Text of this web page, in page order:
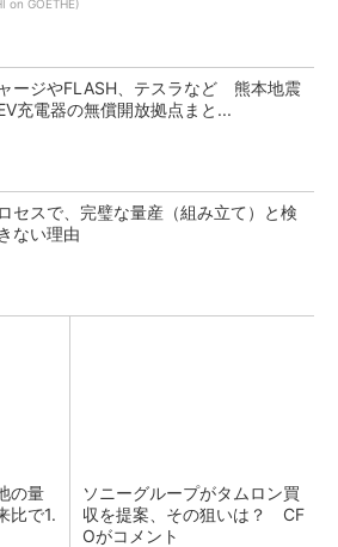
on GOETHE)
ージやFLASH、テスラなど 熊本地震
充電器の無償開放拠点まと...
セスで、完璧な量産（組み立て）と検
ない理由
の量
比で1.
ソニーグループがタムロン買
収を提案、その狙いは？ CF
Oがコメント